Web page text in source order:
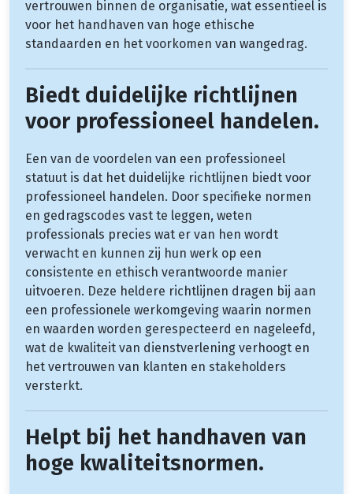
vertrouwen binnen de organisatie, wat essentieel is
voor het handhaven van hoge ethische
standaarden en het voorkomen van wangedrag.
Biedt duidelijke richtlijnen
voor professioneel handelen.
Een van de voordelen van een professioneel
statuut is dat het duidelijke richtlijnen biedt voor
professioneel handelen. Door specifieke normen
en gedragscodes vast te leggen, weten
professionals precies wat er van hen wordt
verwacht en kunnen zij hun werk op een
consistente en ethisch verantwoorde manier
uitvoeren. Deze heldere richtlijnen dragen bij aan
een professionele werkomgeving waarin normen
en waarden worden gerespecteerd en nageleefd,
wat de kwaliteit van dienstverlening verhoogt en
het vertrouwen van klanten en stakeholders
versterkt.
Helpt bij het handhaven van
hoge kwaliteitsnormen.